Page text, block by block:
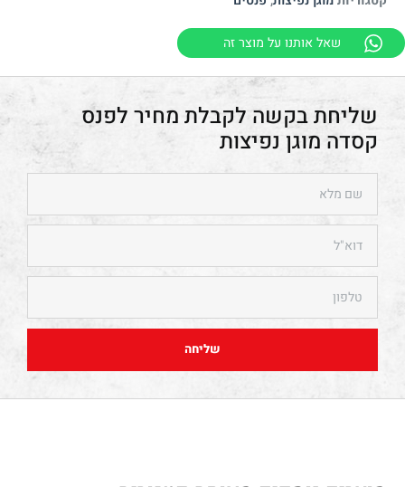
שאל אותנו על מוצר זה
פנס
קסדה מוגן נפיצות
שליחה